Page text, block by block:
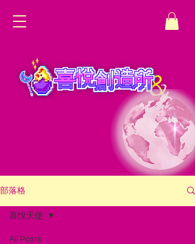
部落格
All Posts
喜悅天使